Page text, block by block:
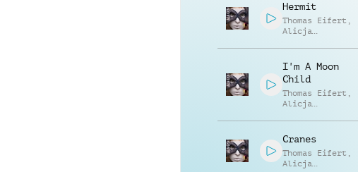
Hermit
Thomas Eifert ,
Alicja
I'm A Moon
Child
Thomas Eifert ,
Alicja
Cranes
Thomas Eifert ,
Alicja